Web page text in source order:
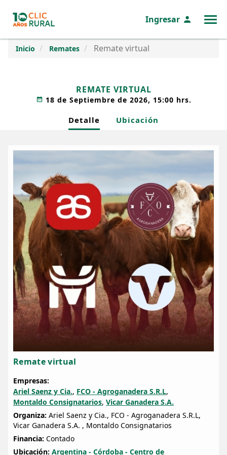
Ingresar
Inicio Remates Remate virtual
REMATE VIRTUAL
18 de Septiembre de 2026, 15:00 hrs.
Detalle Ubicación
Remate virtual
Empresas:
Ariel Saenz y Cia., FCO - Agroganadera S.R.L,
Montaldo Consignatarios, Vicar Ganadera S.A.
Organiza: Ariel Saenz y Cia., FCO - Agroganadera S.R.L,
Vicar Ganadera S.A. , Montaldo Consignatarios
Financia: Contado
Ubicación: Argentina - Córdoba - Centro de